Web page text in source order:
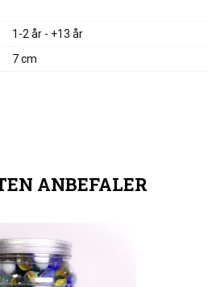
1-2 år - +13 år
7 cm
ANBEFALER